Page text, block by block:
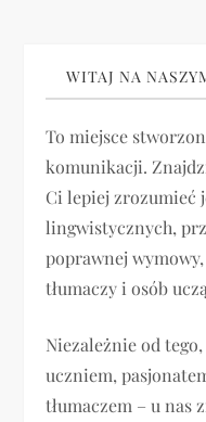
WITAJ NA
To miejsce
komunikacji.
Ci lepiej zrozumieć
lingwistycznych,
poprawnej
tłumaczy i osób
Niezależnie od
uczniem,
tłumaczem – u nas